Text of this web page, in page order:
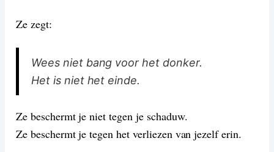
Ze zegt:
Wees niet bang voor het donker.
Het is niet het einde.
Ze beschermt je niet tegen je schaduw.
Ze beschermt je tegen het verliezen van jezelf erin.